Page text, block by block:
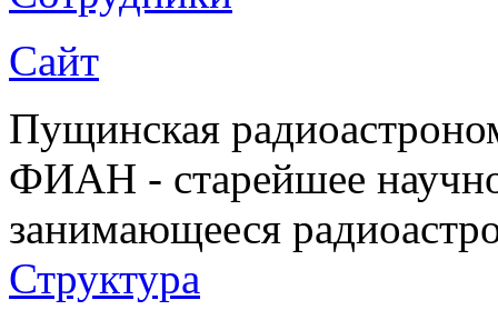
Сайт
Пущинская
ФИАН - старейшее
занимающееся
Структура